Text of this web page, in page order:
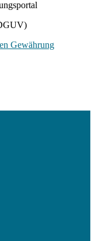
Gewährung